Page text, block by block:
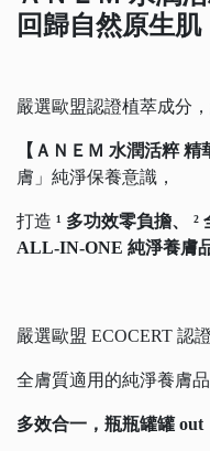
回歸自然原生肌
嚴選歐盟認證植萃成分
【ＡＮＥＭ 水潤活粹 精
膚」純淨保養意識，
打造 ¹ 多功效零負擔、 ²
ALL-IN-ONE 純淨養膚
嚴選歐盟 ECOCERT 認
全膚質適用的純淨養膚
多效合一，瓶瓶罐罐 out